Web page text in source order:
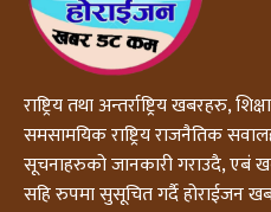
राष्ट्रिय तथा अन्तर्राष्ट्रिय खबरहरु,
समसामयिक राष्ट्रिय राजनैतिक
सूचनाहरुको जानकारी गराउदै, एबं
सहि रुपमा सुसूचित गर्दै होराईजन